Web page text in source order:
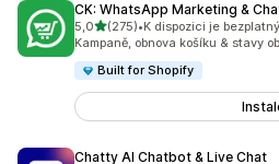
CK: WhatsApp Marketing &
5,0z 5 hvězd
(275)
Celkový počet recenzí: 275
•K dispozici je
Kampaně, obnova košíku & stavy
Built for Shopify
Chatty AI Chatbot & Live Chat